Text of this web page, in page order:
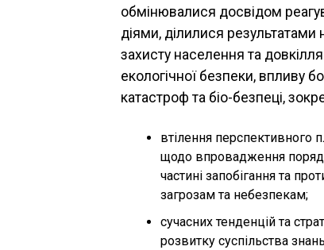
обмінювалися досвідом
діями, ділилися
захисту населення та
екологічної безпеки, впливу
катастроф та біо-безпеці,
втілення перспективного
щодо впровадження
частині запобігання та
загрозам та небезпекам;
сучасних тенденцій та
розвитку суспільства